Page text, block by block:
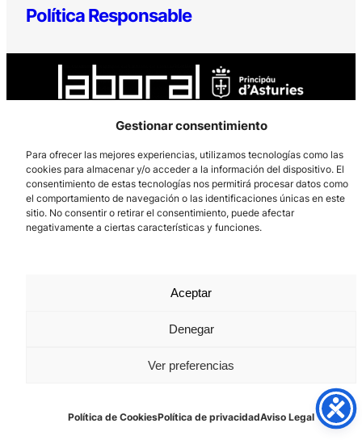
Gestionar consentimiento
Para ofrecer las mejores experiencias, utilizamos tecnologías como las
cookies para almacenar y/o acceder a la información del dispositivo. El
consentimiento de estas tecnologías nos permitirá procesar datos como
el comportamiento de navegación o las identificaciones únicas en este
sitio. No consentir o retirar el consentimiento, puede afectar
negativamente a ciertas características y funciones.
Aceptar
Denegar
Ver preferencias
Política de CookiesPolítica de privacidadAviso Legal
Política Responsable
Los Prados, 121 – 33203 Gijón
985 185 577 – info@laboralcentrodearte.org
Contacto
Canal Interno